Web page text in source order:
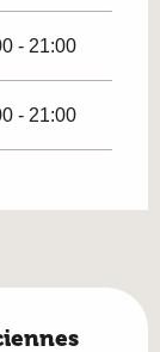
- 21:00
- 21:00